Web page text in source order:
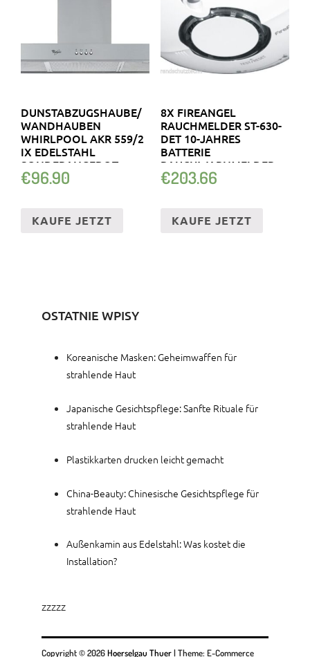
DUNSTABZUGSHAUBE/
WANDHAUBEN
WHIRLPOOL AKR 559/2
IX EDELSTAHL
SONDERANGEBOT
€96.90
KAUFE JETZT
8X FIREANGEL
RAUCHMELDER ST-630-
DET 10-JAHRES
BATTERIE
RAUCHWARNMELDER
€203.66
KAUFE JETZT
OSTATNIE WPISY
Koreanische Masken: Geheimwaffen für
strahlende Haut
Japanische Gesichtspflege: Sanfte Rituale für
strahlende Haut
Plastikkarten drucken leicht gemacht
China-Beauty: Chinesische Gesichtspflege für
strahlende Haut
Außenkamin aus Edelstahl: Was kostet die
Installation?
zzzzz
Copyright © 2026Hoerselgau Thuer|Theme: E-Commerce